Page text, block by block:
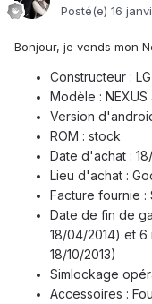
Posté(e) 16
Bonjour, je vends mon
Constructeur : LG
Modèle : NEXUS
Version
ROM : stock
Date d'achat :
Lieu d'achat :
Facture fournie :
Date de fin de
18/04/2014) et
18/10/2013)
Simlockage
Accessoires :